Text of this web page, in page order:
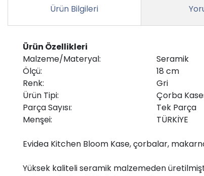
Ürün Bilgileri
Ürün Özellikleri
Malzeme/Materyal:
Seramik
Ölçü:
18 cm
Renk:
Gri
Ürün Tipi:
Çorba
Parça Sayısı:
Tek Parça
Menşei:
TÜRKİYE
Evidea Kitchen Bloom Kase, çorbalar,
Yüksek kaliteli seramik malzemeden